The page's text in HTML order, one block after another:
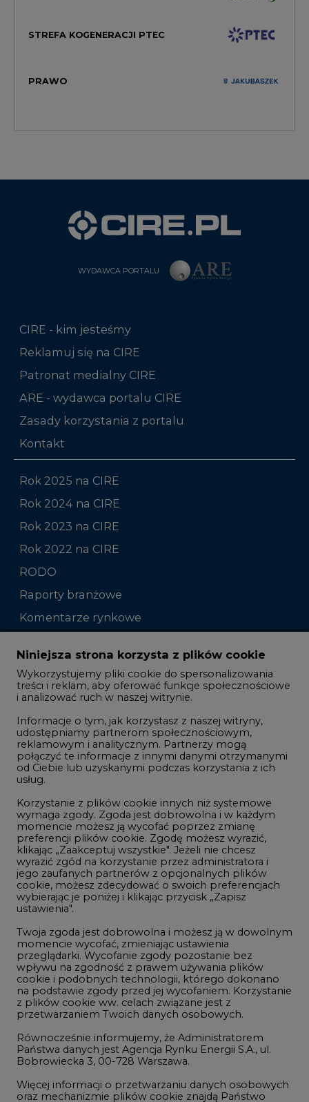
STREFA KOGENERACJI PTEC
PRAWO
WYDAWCA PORTALU
CIRE - kim jesteśmy
Reklamuj się na CIRE
Patronat medialny CIRE
ARE - wydawca portalu CIRE
Zasady korzystania z portalu
Kontakt
Rok 2025 na CIRE
Rok 2024 na CIRE
Rok 2023 na CIRE
Rok 2022 na CIRE
RODO
Raporty branżowe
Komentarze rynkowe
Zmiany kadrowe na rynku
Studio CIRE
Rozmowy o energetyce
Gospodarka
Geopolityka
LTE450
Innowacje i AI
Telekomunikacja i IT
Handel emisjami CO2
Wodór
Górnictwo
Atom
Fotowoltaika
Offshore wind
Zielone samorządy
Zielona gospodarka
Niniejsza strona korzysta z plików cookie
Wykorzystujemy pliki cookie do spersonalizowania
treści i reklam, aby oferować funkcje społecznościowe
i analizować ruch w naszej witrynie.
Informacje o tym, jak korzystasz z naszej witryny,
udostępniamy partnerom społecznościowym,
reklamowym i analitycznym. Partnerzy mogą
połączyć te informacje z innymi danymi otrzymanymi
od Ciebie lub uzyskanymi podczas korzystania z ich
usług.
Korzystanie z plików cookie innych niż systemowe
wymaga zgody. Zgoda jest dobrowolna i w każdym
momencie możesz ją wycofać poprzez zmianę
preferencji plików cookie. Zgodę możesz wyrazić,
klikając „Zaakceptuj wszystkie". Jeżeli nie chcesz
wyrazić zgód na korzystanie przez administratora i
jego zaufanych partnerów z opcjonalnych plików
cookie, możesz zdecydować o swoich preferencjach
wybierając je poniżej i klikając przycisk „Zapisz
ustawienia".
Twoja zgoda jest dobrowolna i możesz ją w dowolnym
momencie wycofać, zmieniając ustawienia
przeglądarki. Wycofanie zgody pozostanie bez
wpływu na zgodność z prawem używania plików
cookie i podobnych technologii, którego dokonano
na podstawie zgody przed jej wycofaniem. Korzystanie
z plików cookie ww. celach związane jest z
przetwarzaniem Twoich danych osobowych.
Równocześnie informujemy, że Administratorem
Państwa danych jest Agencja Rynku Energii S.A., ul.
Bobrowiecka 3, 00-728 Warszawa.
Więcej informacji o przetwarzaniu danych osobowych
oraz mechanizmie plików cookie znajdą Państwo